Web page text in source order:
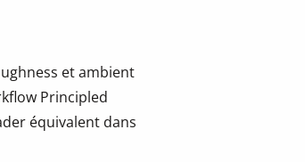
et ambient
Principled
équivalent dans